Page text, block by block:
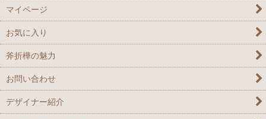
ペーパーナイフ
マイページ
お気に入り
斧折樺の魅力
お問い合わせ
デザイナー紹介